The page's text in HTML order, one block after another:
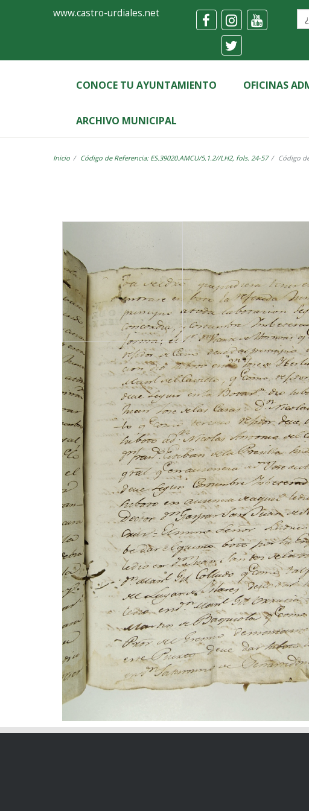
Ayuntamiento
Castro-
Urdiales
www.castro-urdiales.net
CONOCE TU AYUNTAMIENTO OFICINAS
ARCHIVO MUNICIPAL
Inicio Código de Referencia: ES.39020.AMCU/5.1.2//LH2, fols. 24-57 Código